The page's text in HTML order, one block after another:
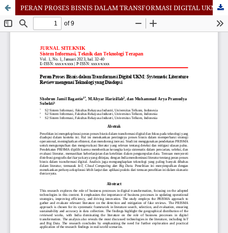
PERAN PROSES BISNIS DALAM TRANSFORMASI DIGITAL UKM: SYSTEMATIC LITERATURE REVIEW MENGENAI TEKNOLOGI YANG DIADOPSI